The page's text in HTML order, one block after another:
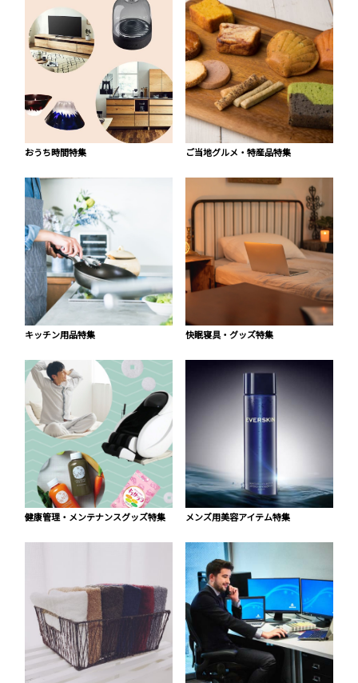
おうち時間特集 ご当地グルメ・特産品特集
キッチン用品特集 快眠寝具・グッズ特集
健康管理・メンテナンスグッズ特集 メンズ用美容アイテム特集